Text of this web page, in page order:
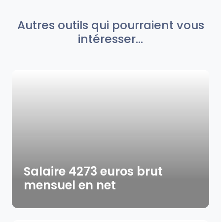
Autres outils qui pourraient vous
intéresser...
Salaire 4273 euros brut
mensuel en net